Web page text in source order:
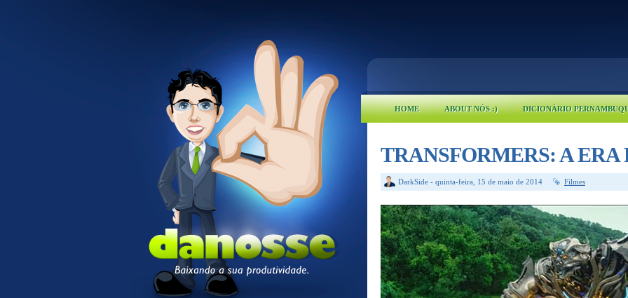
HOME ABOUT NÓS :) DICIONÁRIO
TRANSFORMERS: A
DarkSide - quinta-feira, 15 de maio de 2014 Filmes